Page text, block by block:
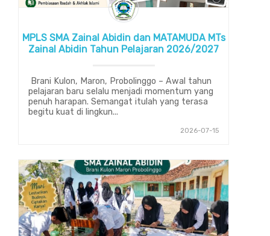
MPLS SMA Zainal Abidin dan MATAMUDA MTs
Zainal Abidin Tahun Pelajaran 2026/2027
Brani Kulon, Maron, Probolinggo – Awal tahun
pelajaran baru selalu menjadi momentum yang
penuh harapan. Semangat itulah yang terasa
begitu kuat di lingkun...
2026-07-15